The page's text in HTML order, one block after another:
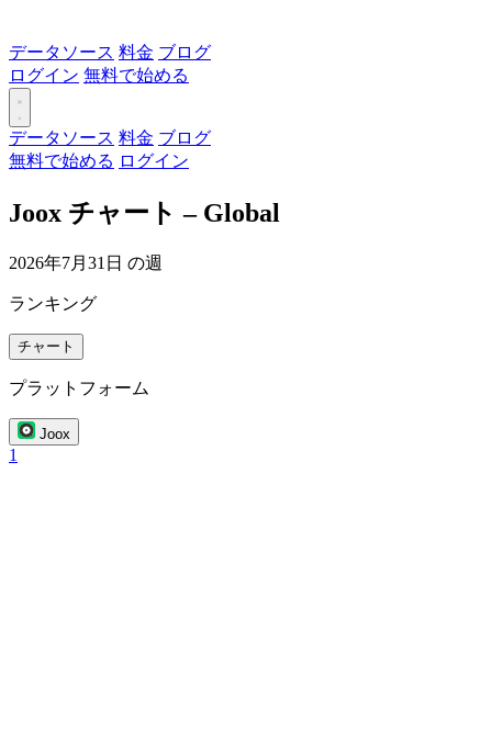
データソース 料金 ブログ
ログイン 無料で始める
データソース 料金 ブログ
無料で始める ログイン
Joox チャート – Global
2026年7月31日 の週
ランキング
チャート
プラットフォーム
Joox
1